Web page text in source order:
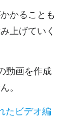
かることも
上げていく
動画を作成
。
た ビデオ編